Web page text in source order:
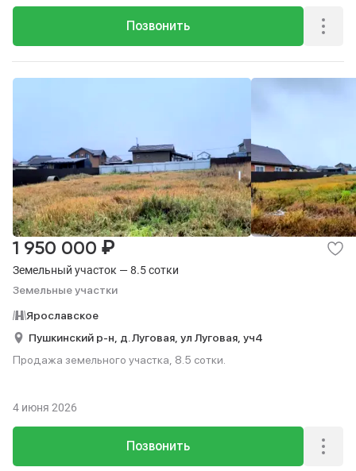
Позвонить
Земельный участок — 8.5 сотки
Земельные участки
1 950 000 ₽
Ярославское
Пушкинский р-н, д. Луговая, ул Луговая, уч4
Продажа земельного участка, 8.5 сотки.
Позвонить
4 июня 2026